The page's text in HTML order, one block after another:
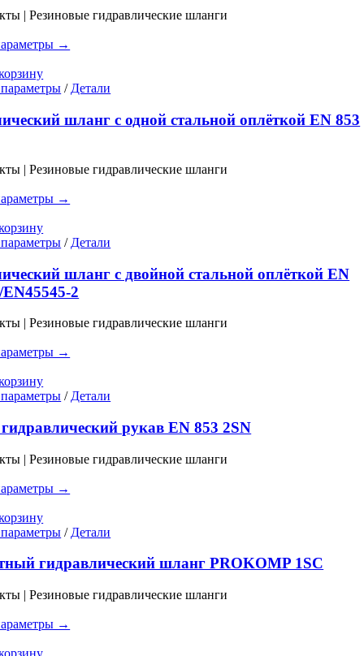
можно
на
| Резиновые гидравлические шланги
→
Этот
имеет
несколько
можно
на
/ Детали
шланг с одной стальной оплёткой EN 853
| Резиновые гидравлические шланги
→
Этот
имеет
несколько
вариаций.
можно
на
/ Детали
шланг с двойной стальной оплёткой EN
2
| Резиновые гидравлические шланги
→
Этот
имеет
несколько
Опции
выбрать
странице
товара.
/ Детали
рукав EN 853 2SN
| Резиновые гидравлические шланги
→
Этот
имеет
несколько
вариаций.
выбрать
/ Детали
гидравлический шланг PROKOMP 1SC
| Резиновые гидравлические шланги
→